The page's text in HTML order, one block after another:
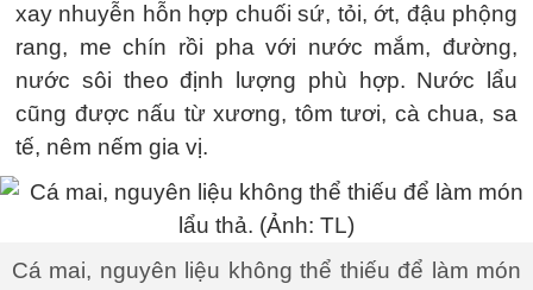
xay nhuyễn hỗn hợp chuối sứ, tỏi, ớt, đậu phộng
rang, me chín rồi pha với nước mắm, đường,
nước sôi theo định lượng phù hợp. Nước lẩu
cũng được nấu từ xương, tôm tươi, cà chua, sa
tế, nêm nếm gia vị.
Cá mai, nguyên liệu không thể thiếu để làm món